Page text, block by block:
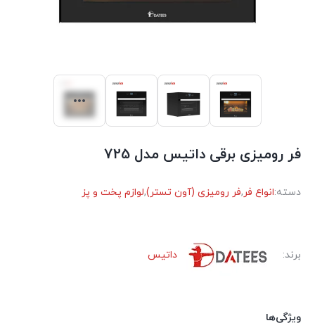
فر روميزی برقی داتیس مدل 725
دسته:انواع فر,فر رومیزی (آون تستر),لوازم پخت و پز
برند: داتیس
ویژگی‌ها